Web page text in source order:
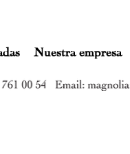
Nuestra empresa